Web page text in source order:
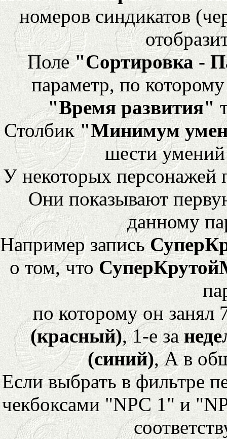
номеров синдикатов
Поле"Сортировка -
параметр, по
"Время развития"
Столбик"Минимум
шести
У некоторых персонажей
Они показывают
данному
Например запись
о том, что
по которому он
(красный), 1-е за
(синий), А в
Если выбрать в фильтре
чекбоксами "NPC 1" и